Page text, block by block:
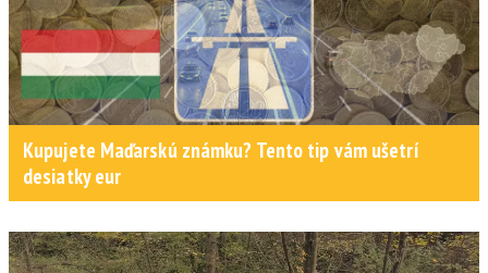
Kupujete Maďarskú známku? Tento tip vám ušetrí
desiatky eur